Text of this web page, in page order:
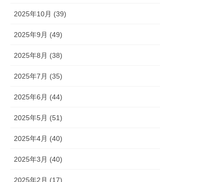
2025年10月 (39)
2025年9月 (49)
2025年8月 (38)
2025年7月 (35)
2025年6月 (44)
2025年5月 (51)
2025年4月 (40)
2025年3月 (40)
2025年2月 (17)